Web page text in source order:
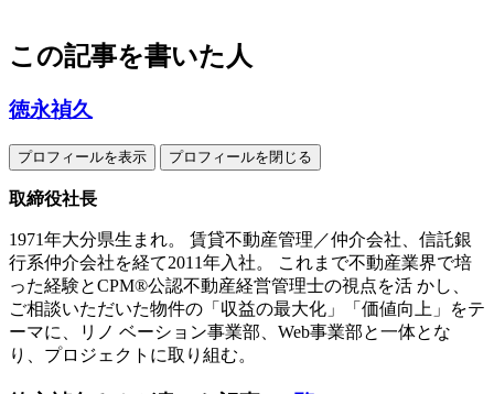
この記事を書いた人
徳永禎久
プロフィールを表示 プロフィールを閉じる
取締役社長
1971年大分県生まれ。 賃貸不動産管理／仲介会社、信託銀
行系仲介会社を経て2011年入社。 これまで不動産業界で培
った経験とCPM®公認不動産経営管理士の視点を活 かし、
ご相談いただいた物件の「収益の最大化」「価値向上」をテ
ーマに、リノ ベーション事業部、Web事業部と一体とな
り、プロジェクトに取り組む。